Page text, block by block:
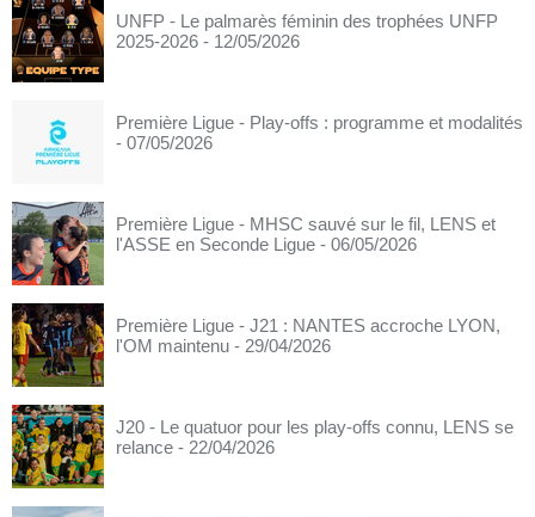
UNFP - Le palmarès féminin des trophées UNFP
2025-2026 - 12/05/2026
Première Ligue - Play-offs : programme et modalités
- 07/05/2026
Première Ligue - MHSC sauvé sur le fil, LENS et
l'ASSE en Seconde Ligue - 06/05/2026
Première Ligue - J21 : NANTES accroche LYON,
l'OM maintenu - 29/04/2026
J20 - Le quatuor pour les play-offs connu, LENS se
relance - 22/04/2026